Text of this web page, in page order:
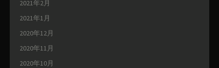
2021年2月
2021年1月
2020年12月
2020年11月
2020年10月